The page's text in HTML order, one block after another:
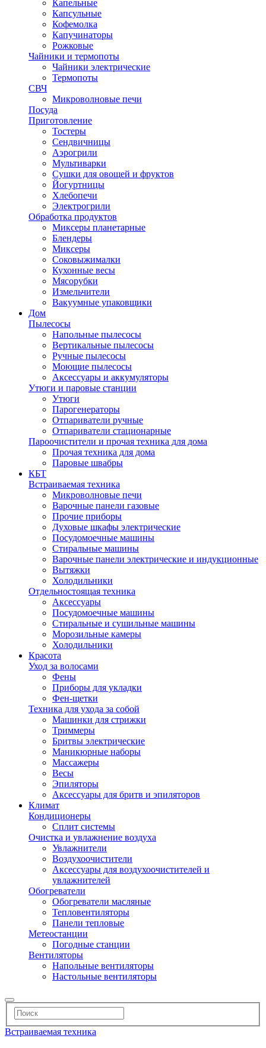
Капельные
Капсульные
Кофемолка
Капучинаторы
Рожковые
Чайники и термопоты
Чайники электрические
Термопоты
СВЧ
Микроволновые печи
Посуда
Приготовление
Тостеры
Сендвичницы
Аэрогрили
Мультиварки
Сушки для овощей и фруктов
Йогуртницы
Хлебопечи
Электрогрили
Обработка продуктов
Миксеры планетарные
Блендеры
Миксеры
Соковыжималки
Кухонные весы
Мясорубки
Измельчители
Вакуумные упаковщики
Дом
Пылесосы
Напольные пылесосы
Вертикальные пылесосы
Ручные пылесосы
Моющие пылесосы
Аксессуары и аккумуляторы
Утюги и паровые станции
Утюги
Парогенераторы
Отпариватели ручные
Отпариватели стационарные
Пароочистители и прочая техника для дома
Прочая техника для дома
Паровые швабры
КБТ
Встраиваемая техника
Микроволновые печи
Варочные панели газовые
Прочие приборы
Духовые шкафы электрические
Посудомоечные машины
Стиральные машины
Варочные панели электрические и индукционные
Вытяжки
Холодильники
Отдельностоящая техника
Аксессуары
Посудомоечные машины
Стиральные и сушильные машины
Морозильные камеры
Холодильники
Красота
Уход за волосами
Фены
Приборы для укладки
Фен-щетки
Техника для ухода за собой
Машинки для стрижки
Триммеры
Бритвы электрические
Маникюрные наборы
Массажеры
Весы
Эпиляторы
Аксессуары для бритв и эпиляторов
Климат
Кондиционеры
Сплит системы
Очистка и увлажнение воздуха
Увлажнители
Воздухоочистители
Аксессуары для воздухоочистителей и
увлажнителей
Обогреватели
Обогреватели масляные
Тепловентиляторы
Панели тепловые
Метеостанции
Погодные станции
Вентиляторы
Напольные вентиляторы
Настольные вентиляторы
Встраиваемая техника